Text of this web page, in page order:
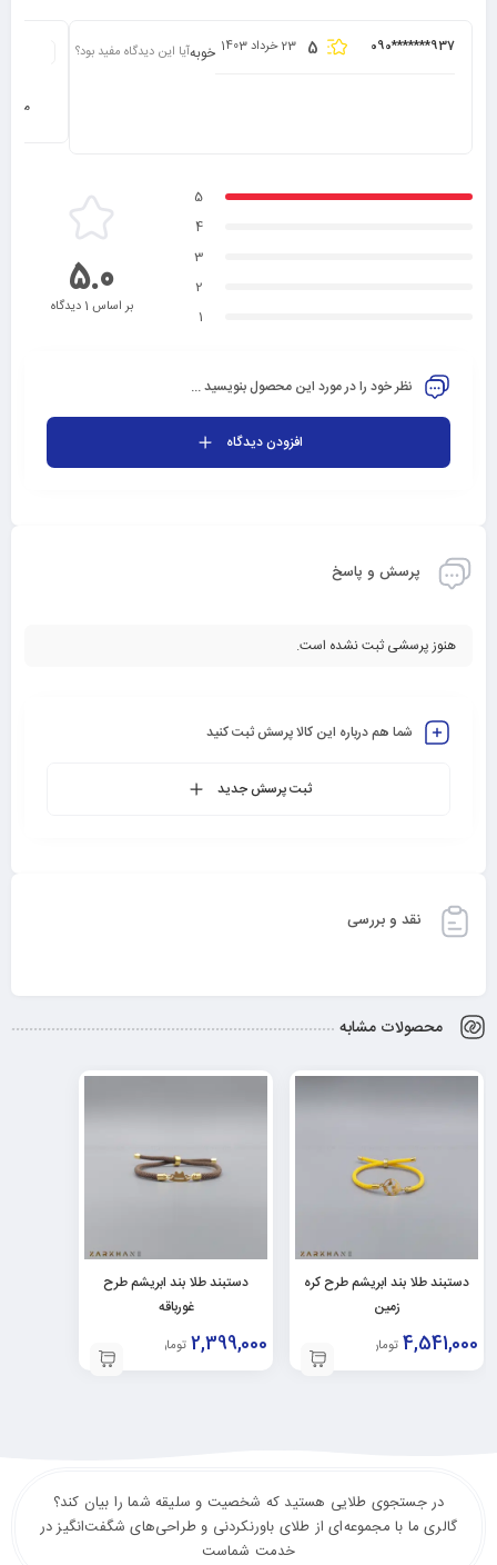
090*******937
5 23 خرداد 1403 خوبهآیا این دیدگاه مفید بود؟
5
4
3
2
1
5.0بر اساس 1 دیدگاه
نظر خود را در مورد این محصول بنویسید ...
افزودن دیدگاه
پرسش و پاسخ
هنوز پرسشی ثبت نشده است.
شما هم درباره این کالا پرسش ثبت کنید
ثبت پرسش جدید
نقد و بررسی
محصولات مشابه
دستبند طلا بند ابریشم طرح کره
زمین
4,541,000 تومان
دستبند طلا بند ابریشم طرح
غورباقه
2,399,000 تومان
در جستجوی طلایی هستید که شخصیت و سلیقه شما را بیان کند؟
گالری ما با مجموعه‌ای از طلای باورنکردنی و طراحی‌های شگفت‌انگیز در
خدمت شماست